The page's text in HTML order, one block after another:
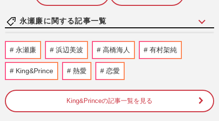
永瀬廉に関する記事一覧
King＆Prince永瀬廉のCMが終了、
timelesz原嘉孝・篠塚大輝へ起用変更でフ
ァンがっかり、続く“ゴリ押し”に…
『週刊女性』編集部
TBS日曜劇場『リブート』の豪華配役が話
題「良い別れ方をしたんだね」松山ケンイ
永瀬廉 浜辺美波 高橋海人 有村架純
King&Prince 熱愛 恋愛
King&Princeの記事一覧を見る